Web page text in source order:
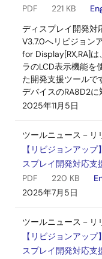
PDF
221 KB
ディスプレイ開発対
V3.7.0へリビジョン
for Display[RX,RA]
ラのLCD表示機能を
た開発支援ツールで
デバイスのRA8D2に
2025年11月5日
ツールニュース－リ
【リビジョンアッ
スプレイ開発対応支
PDF
220 KB
2025年7月5日
ツールニュース－リ
【リビジョンアッ
スプレイ開発対応支